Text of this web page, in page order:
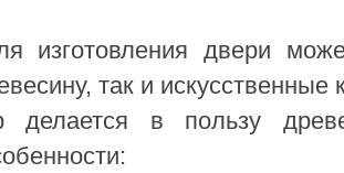
изготовления двери
так и искусственные
делается в пользу